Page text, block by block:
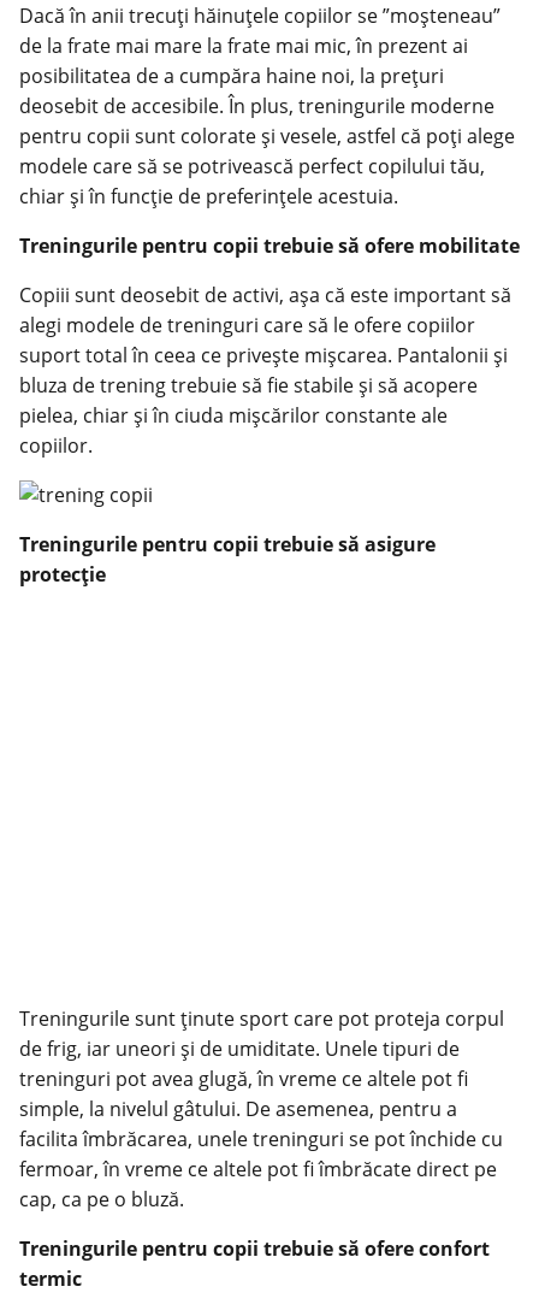
Dacă în anii trecuți hăinuțele copiilor se ”moșteneau”
de la frate mai mare la frate mai mic, în prezent ai
posibilitatea de a cumpăra haine noi, la prețuri
deosebit de accesibile. În plus, treningurile moderne
pentru copii sunt colorate și vesele, astfel că poți alege
modele care să se potrivească perfect copilului tău,
chiar și în funcție de preferințele acestuia.
Treningurile pentru copii trebuie să ofere mobilitate
Copiii sunt deosebit de activi, așa că este important să
alegi modele de treninguri care să le ofere copiilor
suport total în ceea ce privește mișcarea. Pantalonii și
bluza de trening trebuie să fie stabile și să acopere
pielea, chiar și în ciuda mișcărilor constante ale
copiilor.
Treningurile pentru copii trebuie să asigure
protecție
Treningurile sunt ținute sport care pot proteja corpul
de frig, iar uneori și de umiditate. Unele tipuri de
treninguri pot avea glugă, în vreme ce altele pot fi
simple, la nivelul gâtului. De asemenea, pentru a
facilita îmbrăcarea, unele treninguri se pot închide cu
fermoar, în vreme ce altele pot fi îmbrăcate direct pe
cap, ca pe o bluză.
Treningurile pentru copii trebuie să ofere confort
termic